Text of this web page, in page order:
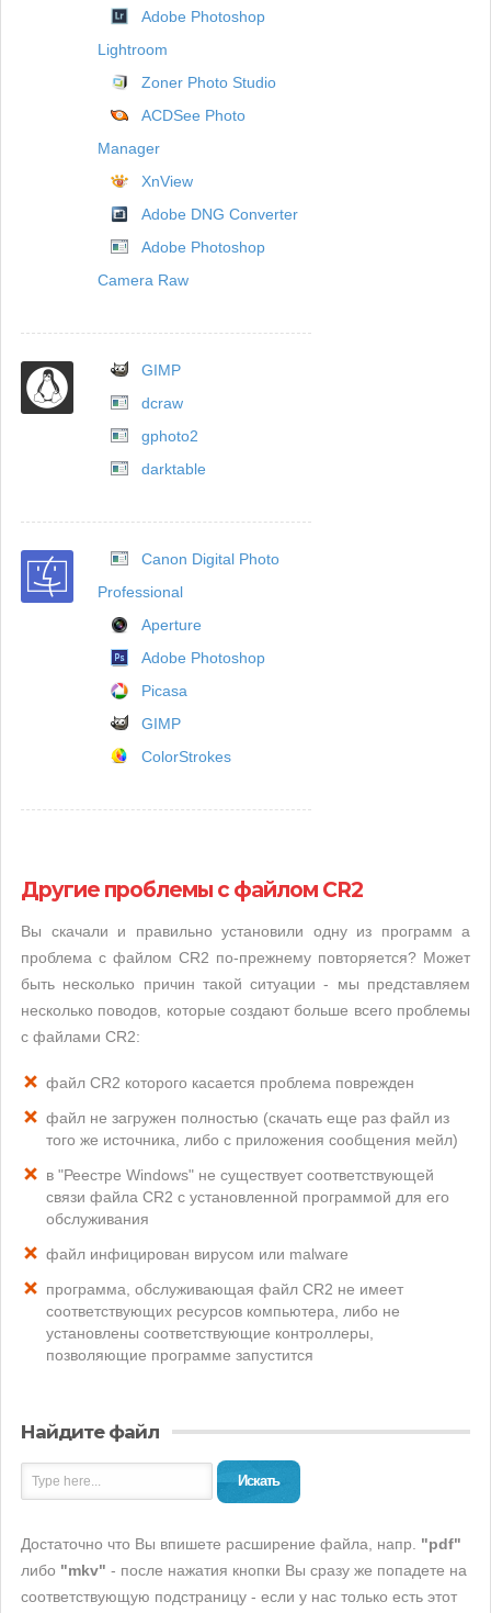
Adobe Photoshop
Lightroom
Zoner Photo Studio
ACDSee Photo
Manager
XnView
Adobe DNG Converter
Adobe Photoshop
Camera Raw
GIMP
dcraw
gphoto2
darktable
Canon Digital Photo
Professional
Aperture
Adobe Photoshop
Picasa
GIMP
ColorStrokes
Другие проблемы с файлом CR2
Вы скачали и правильно установили одну из программ а
проблема с файлом CR2 по-прежнему повторяется? Может
быть несколько причин такой ситуации - мы представляем
несколько поводов, которые создают больше всего проблемы
с файлами CR2:
файл CR2 которого касается проблема поврежден
файл не загружен полностью (скачать еще раз файл из
того же источника, либо с приложения сообщения мейл)
в "Реестре Windows" не существует соответствующей
связи файла CR2 с установленной программой для его
обслуживания
файл инфицирован вирусом или malware
программа, обслуживающая файл CR2 не имеет
соответствующих ресурсов компьютера, либо не
установлены соответствующие контроллеры,
позволяющие программе запустится
Найдите файл
Искать
Достаточно что Вы впишете расширение файла, напр. "pdf"
либо "mkv" - после нажатия кнопки Вы сразу же попадете на
соответствующую подстраницу - если у нас только есть этот